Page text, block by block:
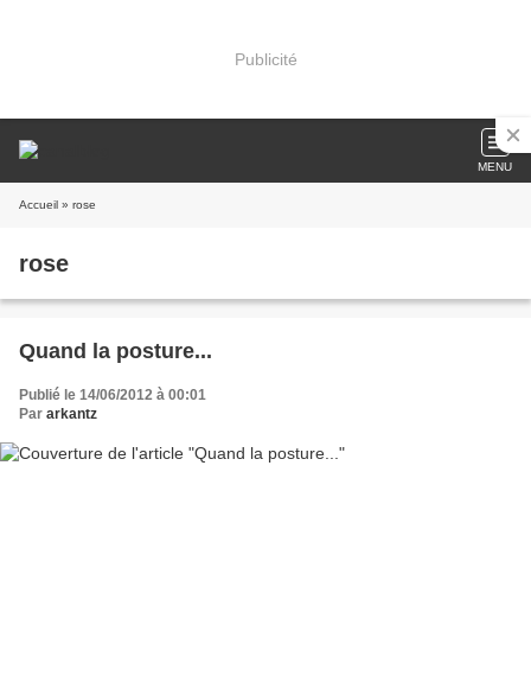
Publicité
MENU
Accueil » rose
rose
Quand la posture...
Publié le 14/06/2012 à 00:01
Par arkantz